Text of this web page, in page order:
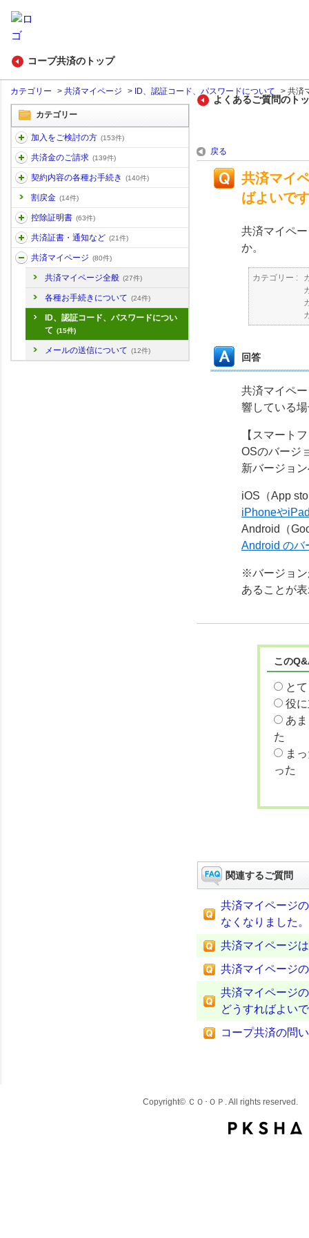
コープ共済のトップ
カテゴリー > 共済マイページ > ID、認証コード、パスワードについて > 共済
カテゴリー
加入をご検討の方 (153件)
共済金のご請求 (139件)
契約内容の各種お手続き (140件)
割戻金 (14件)
控除証明書 (63件)
共済証書・通知など (21件)
共済マイページ (80件)
共済マイページ全般 (27件)
各種お手続きについて (24件)
ID、認証コード、パスワードについ
て (15件)
メールの送信について (12件)
よくあるご質問のト
戻る
共済マイ
ばよいで
共済マイペ
か。
カテゴリー :
回答
共済マイペ
響している
【スマート
OSのバージ
新バージョ
iOS（App
iPhoneや
Android（
Android のバ
※バージョン
あることが
この
と
役
あ
た
ま
った
関連するご質問
共済マイページ
なくなりました。
共済マイページ
共済マイページ
共済マイページ
どうすればよい
コープ共済の問
Copyright© ＣＯ･ＯＰ. All rights reserved.